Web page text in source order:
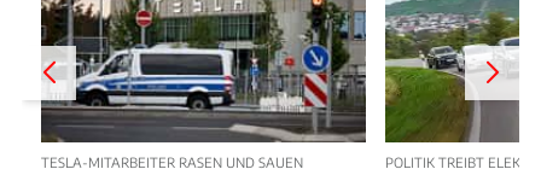
TESLA-MITARBEITER RASEN UND SAUEN POLITIK TREIBT